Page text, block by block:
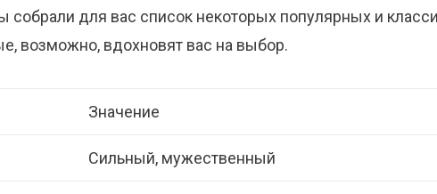
собрали для вас список некоторых популярных и
возможно, вдохновят вас на выбор.
Значение
Сильный, мужественный